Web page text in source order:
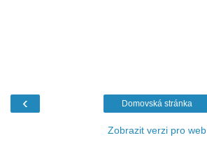
‹ Domovská stránka
Zobrazit verzi pro web